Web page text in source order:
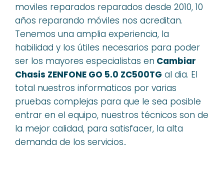
moviles reparados reparados desde 2010, 10
años reparando móviles nos acreditan.
Tenemos una amplia experiencia, la
habilidad y los útiles necesarios para poder
ser los mayores especialistas en Cambiar
Chasis ZENFONE GO 5.0 ZC500TG al dia. El
total nuestros informaticos por varias
pruebas complejas para que le sea posible
entrar en el equipo, nuestros técnicos son de
la mejor calidad, para satisfacer, la alta
demanda de los servicios..